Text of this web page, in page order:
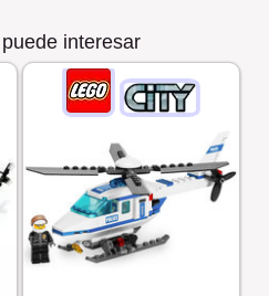
interesar